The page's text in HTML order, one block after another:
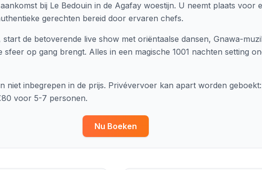
bij Le Bedouin in de Agafay woestijn. U neemt plaats voor
gerechten bereid door ervaren chefs.
de betoverende live show met oriëntaalse dansen, Gnawa-
op gang brengt. Alles in een magische 1001 nachten setting
niet inbegrepen in de prijs. Privévervoer kan apart worden
voor 5-7 personen.
Nu Boeken